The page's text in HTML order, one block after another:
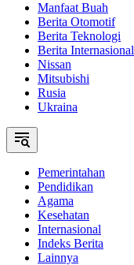
Manfaat Buah
Berita Otomotif
Berita Teknologi
Berita Internasional
Nissan
Mitsubishi
Rusia
Ukraina
Pemerintahan
Pendidikan
Agama
Kesehatan
Internasional
Indeks Berita
Lainnya